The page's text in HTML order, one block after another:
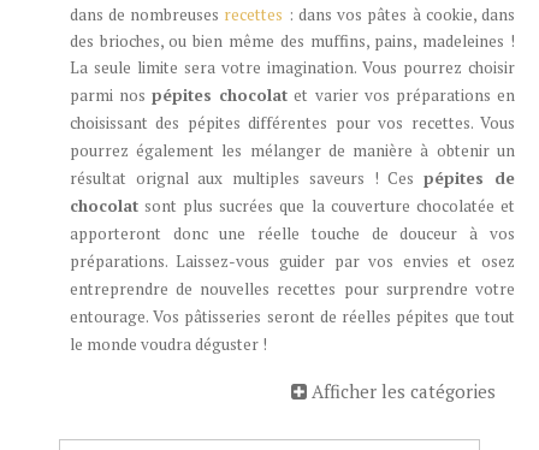
dans de nombreuses recettes : dans vos pâtes à cookie, dans
des brioches, ou bien même des muffins, pains, madeleines !
La seule limite sera votre imagination. Vous pourrez choisir
parmi nospépites chocolat et varier vos préparations en
choisissant des pépites différentes pour vos recettes. Vous
pourrez également les mélanger de manière à obtenir un
résultat orignal aux multiples saveurs ! Cespépites de
chocolatsont plus sucrées que la couverture chocolatée et
apporteront donc une réelle touche de douceur à vos
préparations. Laissez-vous guider par vos envies et osez
entreprendre de nouvelles recettes pour surprendre votre
entourage. Vos pâtisseries seront de réelles pépites que tout
le monde voudra déguster !
Afficher les catégories